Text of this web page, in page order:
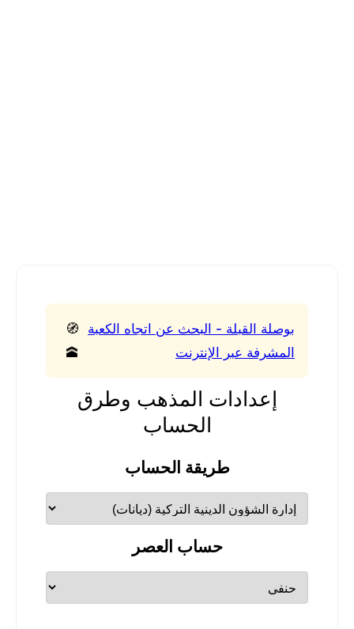
بوصلة القبلة - البحث عن اتجاه الكعبة
المشرفة عبر الإنترنت
🧭
🕋
إعدادات المذهب وطرق
الحساب
طريقة الحساب
حساب العصر